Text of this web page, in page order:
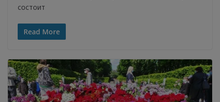
состоит
Read More